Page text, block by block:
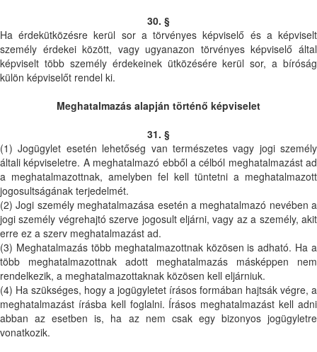
30. §
Ha érdekütközésre kerül sor a törvényes képviselő és a képviselt
személy érdekei között, vagy ugyanazon törvényes képviselő által
képviselt több személy érdekeinek ütközésére kerül sor, a bíróság
külön képviselőt rendel ki.
Meghatalmazás alapján történő képviselet
31. §
(1) Jogügylet esetén lehetőség van természetes vagy jogi személy
általi képviseletre. A meghatalmazó ebből a célból meghatalmazást ad
a meghatalmazottnak, amelyben fel kell tüntetni a meghatalmazott
jogosultságának terjedelmét.
(2) Jogi személy meghatalmazása esetén a meghatalmazó nevében a
jogi személy végrehajtó szerve jogosult eljárni, vagy az a személy, akit
erre ez a szerv meghatalmazást ad.
(3) Meghatalmazás több meghatalmazottnak közösen is adható. Ha a
több meghatalmazottnak adott meghatalmazás másképpen nem
rendelkezik, a meghatalmazottaknak közösen kell eljárniuk.
(4) Ha szükséges, hogy a jogügyletet írásos formában hajtsák végre, a
meghatalmazást írásba kell foglalni. Írásos meghatalmazást kell adni
abban az esetben is, ha az nem csak egy bizonyos jogügyletre
vonatkozik.